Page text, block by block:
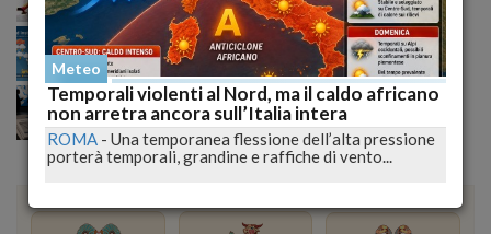
Meteo ribaltato nel weekend: nubifragi e grandine,
ecco dove colpirà l’Italia domenica
Trump alza la pressione sull’Iran: basi Usa nel mirino,
diplomazia ormai congelata
Meteo
Temporali violenti al Nord, ma il caldo africano
non arretra ancora sull’Italia intera
ROMA - Una temporanea flessione dell’alta pressione
porterà temporali, grandine e raffiche di vento...